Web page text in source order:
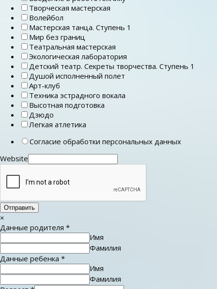
Творческая мастерская
Волейбол
Мастерская танца. Ступень 1
Мир без границ
Театральная мастерская
Экологическая лаборатория
Детский театр. Секреты творчества. Ступень 1
Душой исполненный полет
Арт-клуб
Техника эстрадного вокала
Высотная подготовка
Дзюдо
Легкая атлетика
Согласие обработки персональных данных
Website
Отправить
×
Данные родителя *
Имя
Фамилия
Данные ребенка *
Имя
Фамилия